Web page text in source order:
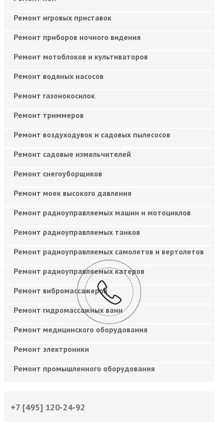
Ремонт игровых приставок
Ремонт приборов ночного видения
Ремонт мотоблоков и культиваторов
Ремонт водяных насосов
Ремонт газонокосилок
Ремонт триммеров
Ремонт воздуходувок и садовых пылесосов
Ремонт садовые измельчителей
Ремонт снегоуборщиков
Ремонт моек высокого давления
Ремонт радиоуправляемых машин и мотоциклов
Ремонт радиоуправляемых танков
Ремонт радиоуправляемых самолетов и вертолетов
Ремонт радиоуправляемых катеров
Ремонт вибромассажеров
Ремонт гидромассажных ванн
Ремонт медицинского оборудования
Ремонт электроники
Ремонт промышленного оборудования
+7 [495] 120-24-92